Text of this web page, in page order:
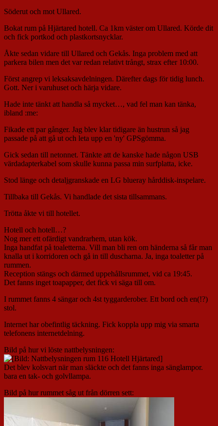
Söderut och mot Ullared.
Bokat rum på Hjärtared hotell. Ca 1km väster om Ullared. Körde dit
och fick portkod och plastkortsnycklar.
Åkte sedan vidare till Ullared och Gekås. Inga problem med att
parkera bilen men det var redan relativt trångt, strax efter 10:00.
Först angrep vi leksaksavdelningen. Därefter dags för tidig lunch.
Gott. Ner i varuhuset och härja vidare.
Hade inte tänkt att handla så mycket…, vad fel man kan tänka,
ibland :me:
Fikade ett par gånger. Jag blev klar tidigare än hustrun så jag
passade på att gå ut och leta upp en 'ny' GPSgömma.
Gick sedan till netonnet. Tänkte att de kanske hade någon USB
värdadapterkabel som skulle kunna passa min surfplatta, icke.
Stod länge och detaljgranskade en LG blueray hårddisk-inspelare.
Tillbaka till Gekås. Vi handlade det sista tillsammans.
Trötta åkte vi till hotellet.
Hotell och hotell…?
Nog mer ett ofärdigt vandrarhem, utan kök.
Inga handfat på toaletterna. Vill man bli ren om händerna så får man
knalla ut i korridoren och gå in till duscharna. Ja, inga toaletter på
rummen.
Reception stängs och därmed uppehållsrummet, vid ca 19:45.
Det fanns inget toapapper, det fick vi säga till om.
I rummet fanns 4 sängar och 4st tyggarderober. Ett bord och en(!?)
stol.
Internet har obefintlig täckning. Fick koppla upp mig via smarta
telefonens internetdelning.
Bild på hur vi löste nattbelysningen:
Det blev kolsvart när man släckte och det fanns inga sänglampor.
bara en tak- och golvllampa.
Bild på hur rummet såg ut från dörren sett: